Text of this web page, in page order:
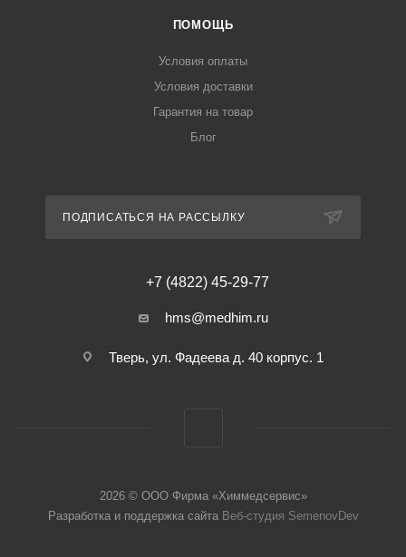
ПОМОЩЬ
Условия оплаты
Условия доставки
Гарантия на товар
Блог
ПОДПИСАТЬСЯ НА РАССЫЛКУ
+7 (4822) 45-29-77
hms@medhim.ru
Тверь, ул. Фадеева д. 40 корпус. 1
2026 © ООО Фирма «Химмедсервис»
Разработка и поддержка сайта Веб-студия SemenovDev